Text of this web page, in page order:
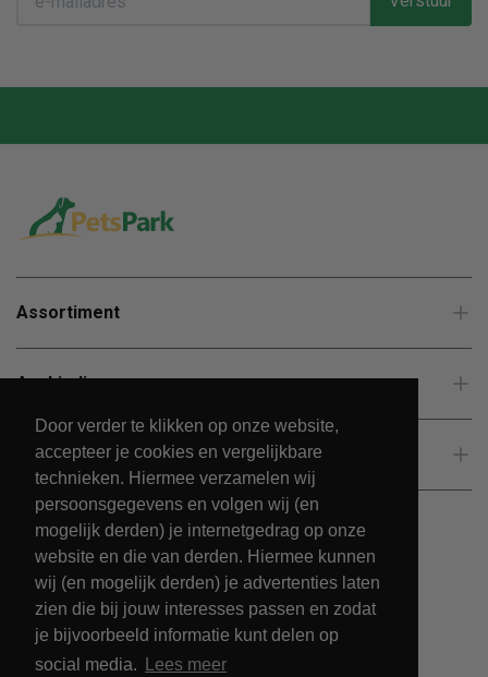
Door verder te klikken op onze website,
accepteer je cookies en vergelijkbare
technieken. Hiermee verzamelen wij
persoonsgegevens en volgen wij (en
mogelijk derden) je internetgedrag op onze
website en die van derden. Hiermee kunnen
wij (en mogelijk derden) je advertenties laten
zien die bij jouw interesses passen en zodat
je bijvoorbeeld informatie kunt delen op
social media.
Lees meer
Assortiment
Aanbiedingen
Klantenservice